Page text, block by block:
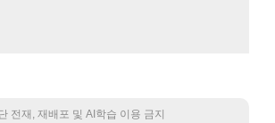
전재, 재배포 및 AI학습 이용 금지